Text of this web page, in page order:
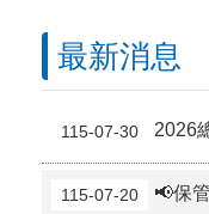
最新消息
115-07-30 2026總統
115-07-20 📢保